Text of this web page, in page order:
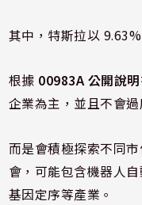
其中，特斯拉以
根據 00983A公開說
企業為主，並且不會
而是會積極探索不同
會，可能包含機器人
基因定序等產業。